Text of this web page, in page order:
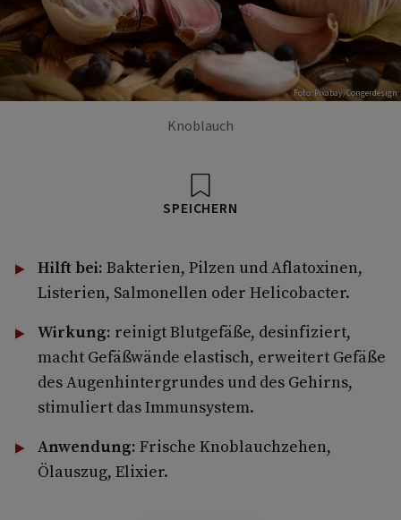
Foto: Pixabay/Congerdesign
Knoblauch
SPEICHERN
Hilft bei: Bakterien, Pilzen und Aflatoxinen,
Listerien, Salmonellen oder Helicobacter.
Wirkung: reinigt Blutgefäße, desinfiziert,
macht Gefäßwände elastisch, erweitert Gefäße
des Augenhintergrundes und des Gehirns,
stimuliert das Immunsystem.
Anwendung: Frische Knoblauchzehen,
Ölauszug, Elixier.